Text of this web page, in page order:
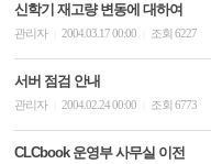
신학기 재고량 변동에 대하여
관리자 2004.03.17 00:00 조회 6227
서버 점검 안내
관리자 2004.02.24 00:00 조회 6773
CLCbook 운영부 사무실 이전